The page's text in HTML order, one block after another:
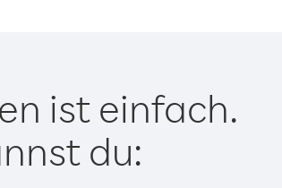
ist einfach.
du: